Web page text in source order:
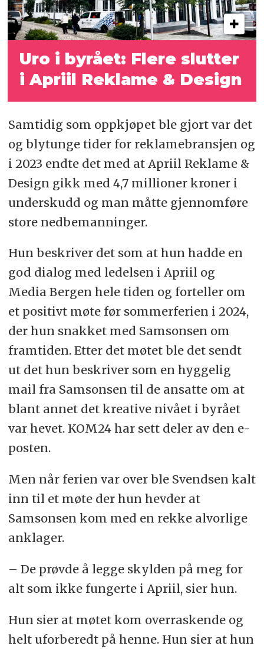
Uro i byrået: Flere slutter
i Apriil Reklame & Design
Samtidig som oppkjøpet ble gjort var det
og blytunge tider for reklamebransjen og
i 2023 endte det med at Apriil Reklame &
Design gikk med 4,7 millioner kroner i
underskudd og man måtte gjennomføre
store nedbemanninger.
Hun beskriver det som at hun hadde en
god dialog med ledelsen i Apriil og
Media Bergen hele tiden og forteller om
et positivt møte før sommerferien i 2024,
der hun snakket med Samsonsen om
framtiden. Etter det møtet ble det sendt
ut det hun beskriver som en hyggelig
mail fra Samsonsen til de ansatte om at
blant annet det kreative nivået i byrået
var hevet. KOM24 har sett deler av den e-
posten.
Men når ferien var over ble Svendsen kalt
inn til et møte der hun hevder at
Samsonsen kom med en rekke alvorlige
anklager.
– De prøvde å legge skylden på meg for
alt som ikke fungerte i Apriil, sier hun.
Hun sier at møtet kom overraskende og
helt uforberedt på henne. Hun sier at hun